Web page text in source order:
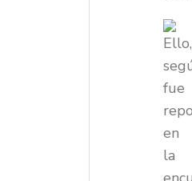
Ello,
fue
en
la